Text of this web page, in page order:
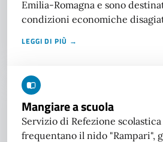
Emilia-Romagna e sono
condizioni economiche
LEGGI DI PIÙ →
Mangiare a scuola
Servizio di Refezione
frequentano il nido "Rampari",